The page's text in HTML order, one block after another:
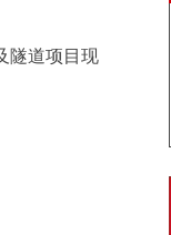
隧道项目现